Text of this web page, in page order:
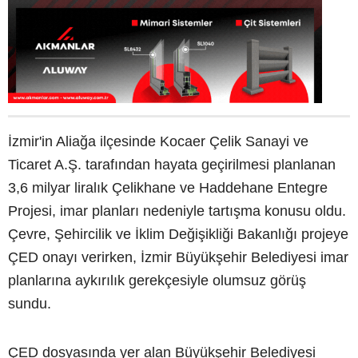
İzmir'in Aliağa ilçesinde Kocaer Çelik Sanayi ve
Ticaret A.Ş. tarafından hayata geçirilmesi planlanan
3,6 milyar liralık Çelikhane ve Haddehane Entegre
Projesi, imar planları nedeniyle tartışma konusu oldu.
Çevre, Şehircilik ve İklim Değişikliği Bakanlığı projeye
ÇED onayı verirken, İzmir Büyükşehir Belediyesi imar
planlarına aykırılık gerekçesiyle olumsuz görüş
sundu.
ÇED dosyasında yer alan Büyükşehir Belediyesi